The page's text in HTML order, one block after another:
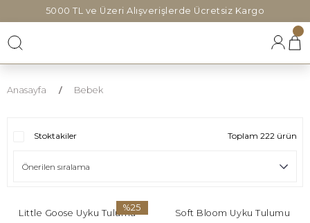
5000 TL ve Üzeri Alışverişlerde Ücretsiz Kargo
Anasayfa Bebek
Stoktakiler Toplam 222 ürün
%25
Little Goose Uyku Tulumu Soft Bloom Uyku Tulumu